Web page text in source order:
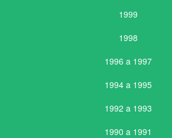
1999
1998
1996 a 1997
1994 a 1995
1992 a 1993
1990 a 1991